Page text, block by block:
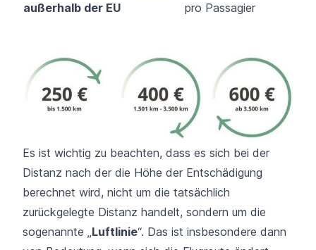
außerhalb der EU
pro Passagier
Es ist wichtig zu beachten, dass es sich bei der
Distanz nach der die Höhe der Entschädigung
berechnet wird, nicht um die tatsächlich
zurückgelegte Distanz handelt, sondern um die
sogenannte „ Luftlinie“. Das ist insbesondere dann